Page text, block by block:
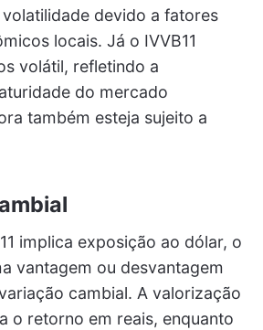
devido a fatores
locais. Já o IVVB11
volátil, refletindo a
do mercado
também esteja sujeito a
implica exposição ao dólar, o
vantagem ou desvantagem
cambial. A valorização
o retorno em reais, enquanto